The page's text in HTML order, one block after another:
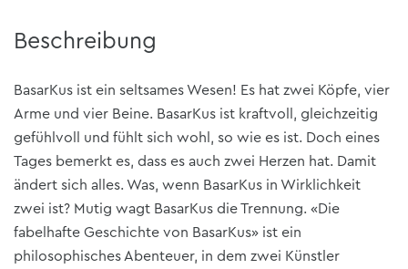
Beschreibung
BasarKus ist ein seltsames Wesen! Es hat zwei Köpfe, vier
Arme und vier Beine. BasarKus ist kraftvoll, gleichzeitig
gefühlvoll und fühlt sich wohl, so wie es ist. Doch eines
Tages bemerkt es, dass es auch zwei Herzen hat. Damit
ändert sich alles. Was, wenn BasarKus in Wirklichkeit
zwei ist? Mutig wagt BasarKus die Trennung. «Die
fabelhafte Geschichte von BasarKus» ist ein
philosophisches Abenteuer, in dem zwei Künstler